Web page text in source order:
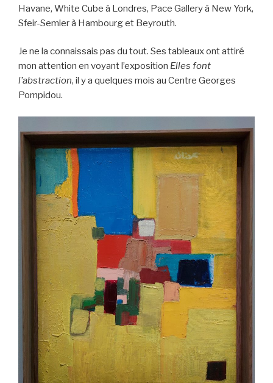
Havane, White Cube à Londres, Pace Gallery à New York,
Sfeir-Semler à Hambourg et Beyrouth.
Je ne la connaissais pas du tout. Ses tableaux ont attiré
mon attention en voyant l’exposition Elles font
l’abstraction, il y a quelques mois au Centre Georges
Pompidou.